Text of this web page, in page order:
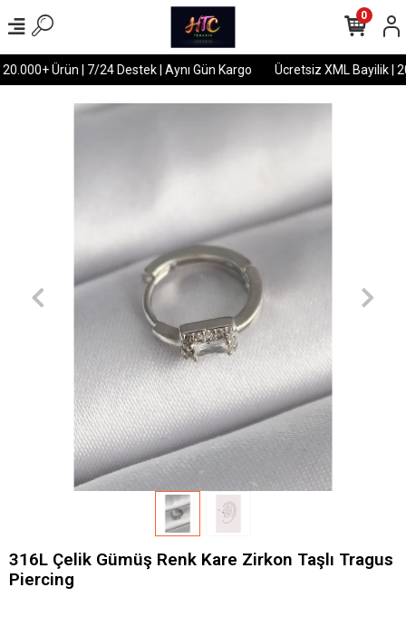
Ürün | 7/24 Destek | Aynı Gün Kargo Ücretsiz XML Bayilik |
0
316L Çelik Gümüş Renk Kare Zirkon Taşlı Tragus
Piercing